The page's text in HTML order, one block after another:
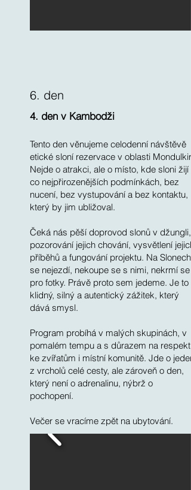
6. den
4. den v Kambodži
Tento den věnujeme celodenní návštěvě
etické sloní rezervace v oblasti Mondulkiri.
Nejde o atrakci, ale o místo, kde sloni žijí v
co nejpřirozenějších podmínkách, bez
nucení, bez vystupování a bez kontaktu,
který by jim ubližoval.
Čeká nás pěší doprovod slonů v džungli,
pozorování jejich chování, vysvětlení jejich
příběhů a fungování projektu. Na Slonech
se nejezdí, nekoupe se s nimi, nekrmí se
pro fotky. Právě proto sem jedeme. Je to
klidný, silný a autentický zážitek, který
dává smysl.
Program probíhá v malých skupinách, v
pomalém tempu a s důrazem na respekt
ke zvířatům i místní komunitě. Jde o jeden
z vrcholů celé cesty, ale zároveň o den,
který není o adrenalinu, nýbrž o
pochopení.
Večer se vracíme zpět na ubytování.